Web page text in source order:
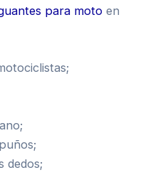
para moto en
dedos;